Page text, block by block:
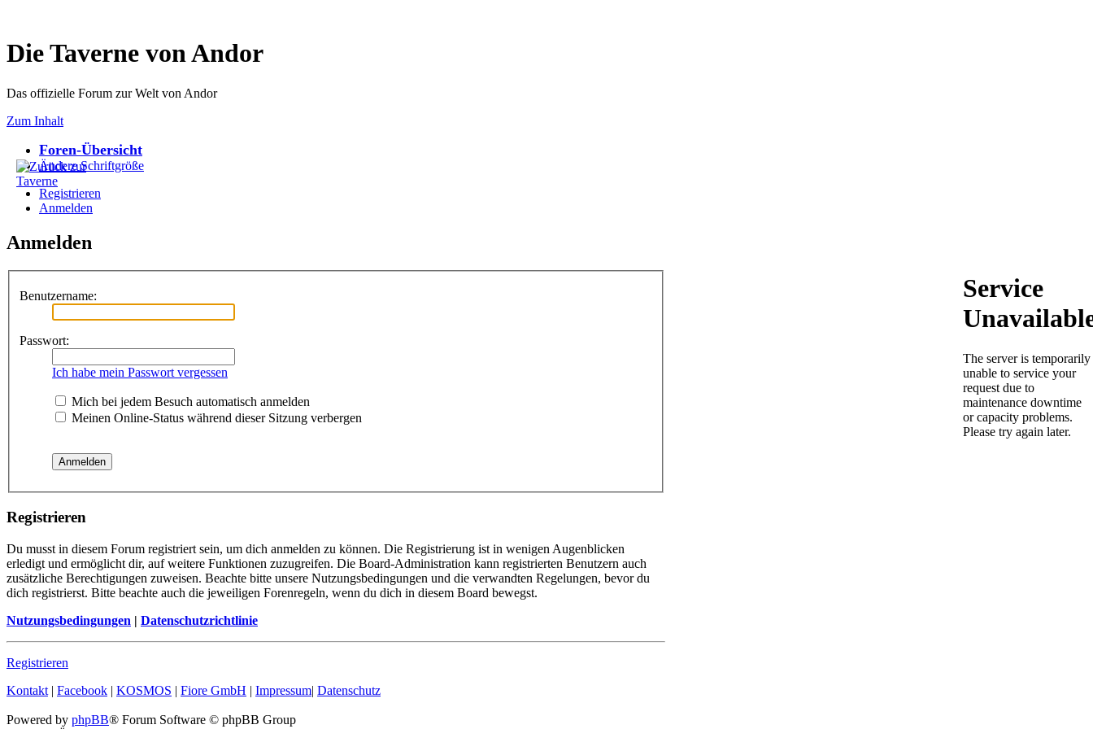
Die Taverne von Andor
Das offizielle Forum zur Welt von Andor
Zum Inhalt
Foren-Übersicht
Ändere Schriftgröße
Registrieren
Anmelden
Anmelden
Benutzername:
Passwort:
Ich habe mein Passwort vergessen
Mich bei jedem Besuch automatisch anmelden
Meinen Online-Status während dieser Sitzung verbergen
Registrieren
Du musst in diesem Forum registriert sein, um dich anmelden zu können. Die Registrierung ist in wenigen Augenblicken
erledigt und ermöglicht dir, auf weitere Funktionen zuzugreifen. Die Board-Administration kann registrierten Benutzern auch
zusätzliche Berechtigungen zuweisen. Beachte bitte unsere Nutzungsbedingungen und die verwandten Regelungen, bevor du
dich registrierst. Bitte beachte auch die jeweiligen Forenregeln, wenn du dich in diesem Board bewegst.
Nutzungsbedingungen | Datenschutzrichtlinie
Registrieren
Kontakt | Facebook | KOSMOS | Fiore GmbH | Impressum| Datenschutz
Powered by phpBB® Forum Software © phpBB Group